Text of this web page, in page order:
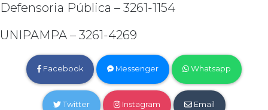
Defensoria Pública – 3261-1154
UNIPAMPA – 3261-4269
Facebook Messenger Whatsapp
Twitter Instagram Email